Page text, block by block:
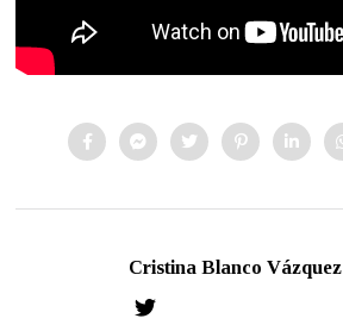
Cristina Blanco Vázquez